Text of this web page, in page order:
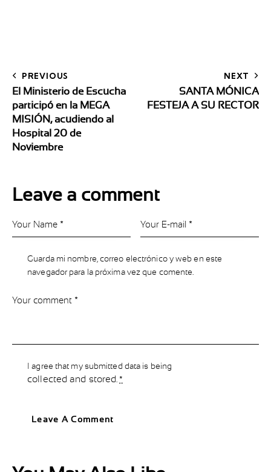
PREVIOUS
El Ministerio de Escucha
participó en la MEGA
MISIÓN, acudiendo al
Hospital 20 de
Noviembre
NEXT
SANTA MÓNICA
FESTEJA A SU RECTOR
Leave a comment
Guarda mi nombre, correo electrónico y web en este
navegador para la próxima vez que comente.
I agree that my submitted data is being
collected and stored .*